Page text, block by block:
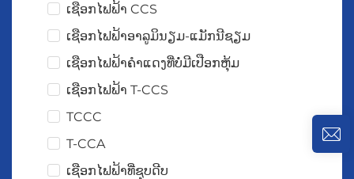
ເຊືອກໄຟຟ້າ CCS
ເຊືອກໄຟຟ້າອາລູມິນຽມ-ແມັກນີຊຽມ
ເຊືອກໄຟຟ້າຄຳແດງທີ່ບໍ່ມີເປືອກຫຸ້ມ
ເຊືອກໄຟຟ້າ T-CCS
TCCC
T-CCA
ເຊືອກໄຟຟ້າທີ່ຊຸບດີບ